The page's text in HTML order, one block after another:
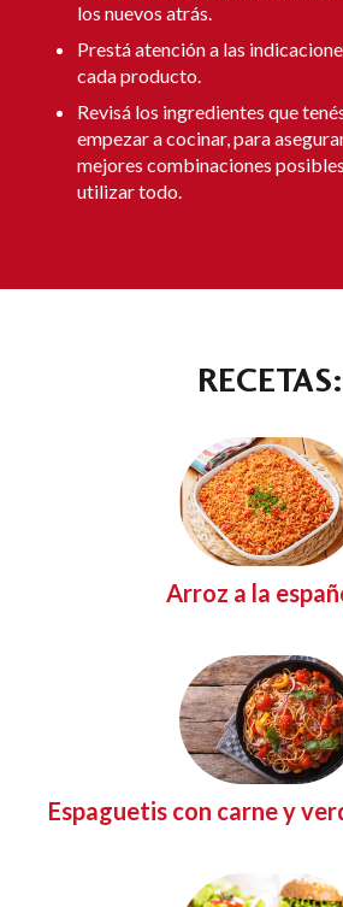
los nuevos atrás.
Prestá atención a las
cada producto.
Revisá los ingredientes que
empezar a cocinar, para
mejores combinaciones
utilizar todo.
RECETAS:
Arroz a la
Espaguetis con carne y